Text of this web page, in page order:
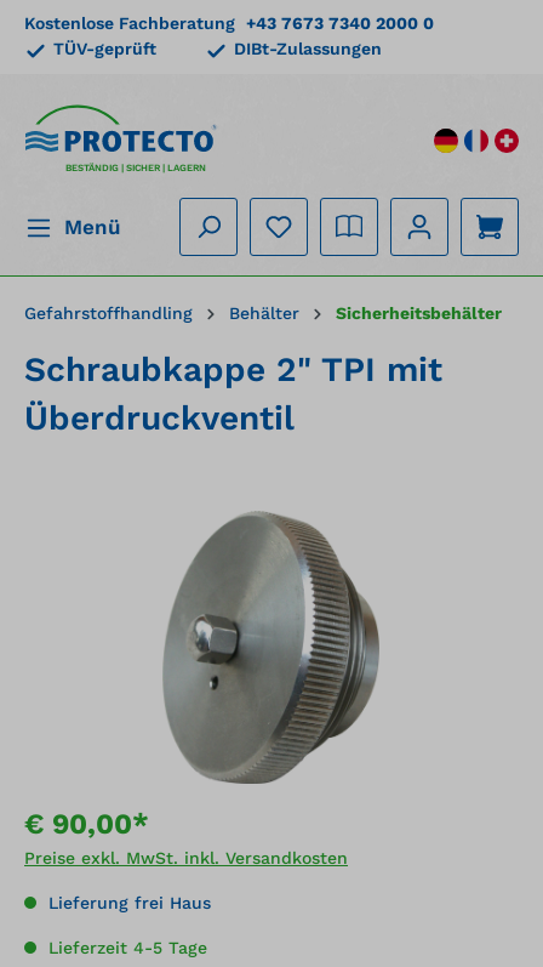
springen
Kostenlose Fachberatung +43 7673 7340 2000 0
TÜV-geprüft
DIBt-Zulassungen
BESTÄNDIG | SICHER | LAGERN
Menü
Gefahrstoffhandling Behälter Sicherheitsbehälter
Schraubkappe 2" TPI mit
Überdruckventil
Bildergalerie überspringen
€ 90,00*
Preise exkl. MwSt. inkl. Versandkosten
Lieferung frei Haus
Lieferzeit 4-5 Tage